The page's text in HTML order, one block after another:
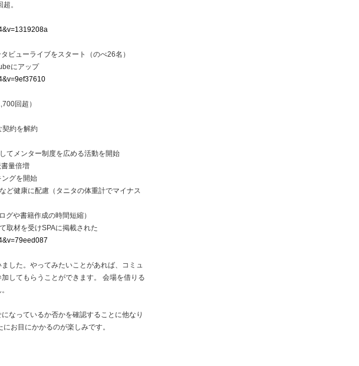
。
ビューライブをスタート（のべ26名）
にアップ
回超）
契約を解約
てメンター制度を広める活動を開始
量倍増
グを開始
ど健康に配慮（タニタの体重計でマイナス
グや書籍作成の時間短縮）
取材を受けSPAに掲載された
した。やってみたいことがあれば、コミュ
してもらうことができます。 会場を借りる
なっているか否かを確認することに他なり
お目にかかるのが楽しみです。